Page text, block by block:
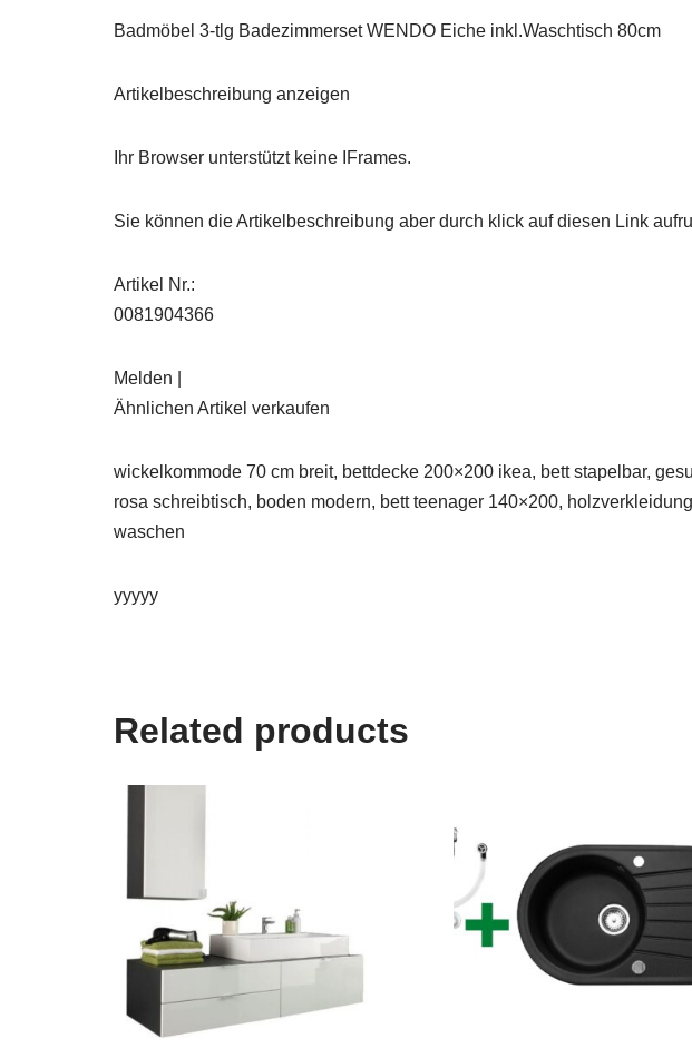
Badmöbel 3-tlg Badezimmerset WENDO Eiche inkl.Waschtisch 80cm
Artikelbeschreibung anzeigen
Ihr Browser unterstützt keine IFrames.
Sie können die Artikelbeschreibung aber durch klick auf diesen Link
Artikel Nr.:
0081904366
Melden |
Ähnlichen Artikel verkaufen
wickelkommode 70 cm breit, bettdecke 200×200 ikea, bett stapelbar,
rosa schreibtisch, boden modern, bett teenager 140×200,
waschen
yyyyy
Related products